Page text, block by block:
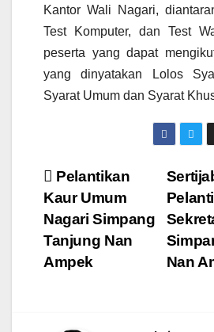
Kantor Wali Nagari,
Test Komputer, dan Test
peserta yang dapat
yang dinyatakan Lolos
Syarat Umum dan Syarat
Post
navigation
Nan
Pelantikan
Kaur Umum
Nagari Simpang
Tanjung Nan
Ampek